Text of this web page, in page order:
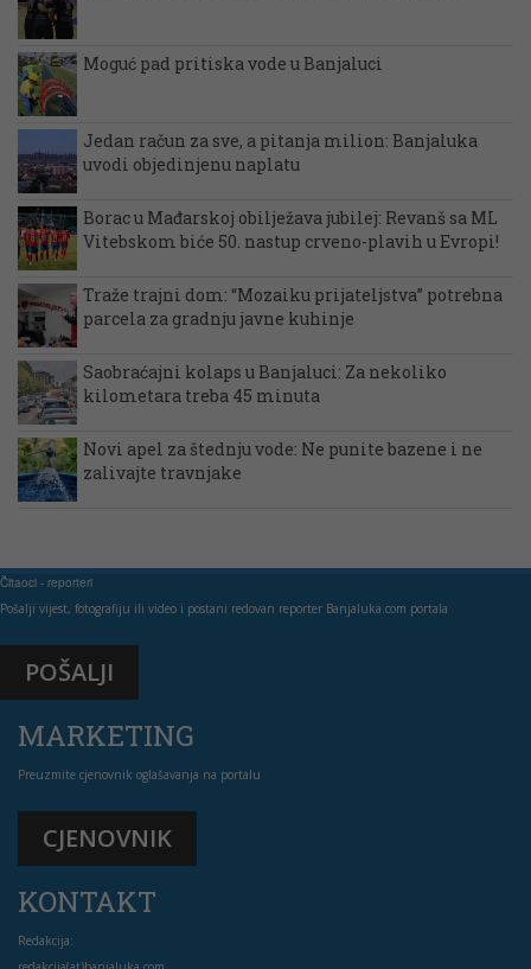
Moguć pad pritiska vode u Banjaluci
Jedan račun za sve, a pitanja milion: Banjaluka
uvodi objedinjenu naplatu
Borac u Mađarskoj obilježava jubilej: Revanš sa ML
Vitebskom biće 50. nastup crveno-plavih u Evropi!
Traže trajni dom: “Mozaiku prijateljstva” potrebna
parcela za gradnju javne kuhinje
Saobraćajni kolaps u Banjaluci: Za nekoliko
kilometara treba 45 minuta
Novi apel za štednju vode: Ne punite bazene i ne
zalivajte travnjake
Čitaoci - reporteri
Pošalji vijest, fotografiju ili video i postani redovan reporter Banjaluka.com portala
POŠALJI
MARKETING
Preuzmite cjenovnik oglašavanja na portalu
CJENOVNIK
KONTAKT
Redakcija: